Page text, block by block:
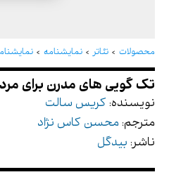
محصولات تئاتر نمایشنامه
نویسنده: کریس سالت
مترجم: محسن کاس نژاد
ناشر: بیدگل